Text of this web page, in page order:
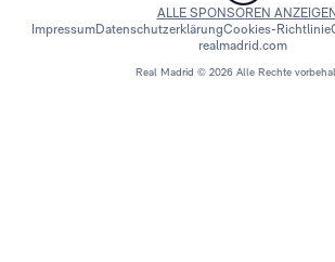
Real Madrid © 2026 Alle Rechte
ALLE SPONSOREN ANZEIGEN
ImpressumDatenschutzerklärungCookies-Richtlinie
realmadrid.com